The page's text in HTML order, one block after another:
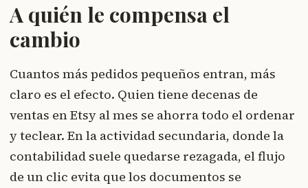
A quién le compensa el
cambio
Cuantos más pedidos pequeños entran, más
claro es el efecto. Quien tiene decenas de
ventas en Etsy al mes se ahorra todo el ordenar
y teclear. En la actividad secundaria, donde la
contabilidad suele quedarse rezagada, el flujo
de un clic evita que los documentos se